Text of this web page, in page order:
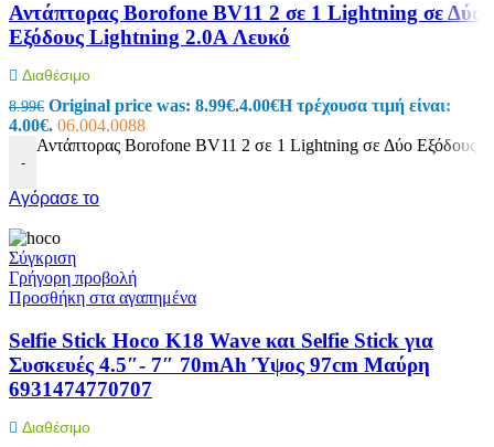
Αντάπτορας Borofone BV11 2 σε 1 Lightning σε Δύο
Εξόδους Lightning 2.0A Λευκό
Διαθέσιμο
8.99€ Original price was: 8.99€.4.00€Η τρέχουσα τιμή είναι:
4.00€. 06.004.0088
-
Αντάπτορας Borofone BV11 2 σε 1 Lightning σε Δύο Εξόδους
Αγόρασε το
Σύγκριση
Γρήγορη προβολή
Προσθήκη στα αγαπημένα
Selfie Stick Hoco K18 Wave και Selfie Stick για
Συσκευές 4.5″- 7″ 70mAh Ύψος 97cm Μαύρη
6931474770707
Διαθέσιμο